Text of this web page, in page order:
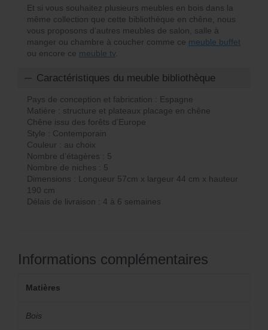
Et si vous souhaitez plusieurs meubles en bois dans la
même collection que cette bibliothèque en chêne, nous
vous proposons d’autres meubles de salon, salle à
manger ou chambre à coucher comme ce meuble buffet
ou encore ce meuble tv.
Caractéristiques du meuble bibliothèque
Pays de conception et fabrication : Espagne
Matière : structure et plateaux placage en chêne
Chêne issu des forêts d’Europe
Style : Contemporain
Couleur : au choix
Nombre d’étagères : 5
Nombre de niches : 5
Dimensions : Longueur 57cm x largeur 44 cm x hauteur
190 cm
Délais de livraison : 4 à 6 semaines
Informations complémentaires
Matières
Bois